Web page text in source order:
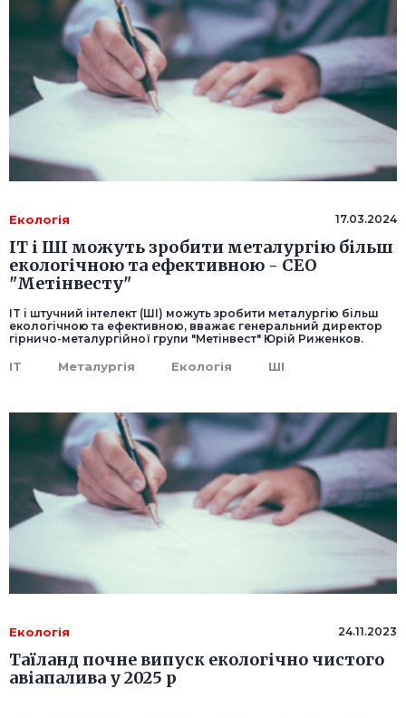
Екологія 17.03.2024
IT і ШІ можуть зробити металургію більш
екологічною та ефективною - CEO
"Метінвесту"
IT і штучний інтелект (ШІ) можуть зробити металургію більш
екологічною та ефективною, вважає генеральний директор
гірничо-металургійної групи "Метінвест" Юрій Риженков.
IT Металургія Екологія ШІ
Екологія 24.11.2023
Таїланд почне випуск екологічно чистого
авіапалива у 2025 р